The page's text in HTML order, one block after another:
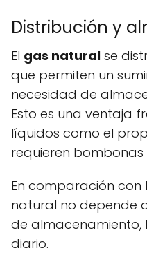
Distribución y
El gas natural se
que permiten un
necesidad de
Esto es una ventaja
líquidos como el
requieren bombonas
En comparación
natural no depende
de almacenamiento,
diario.